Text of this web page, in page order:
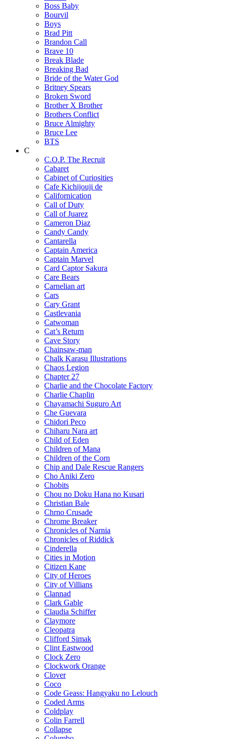
Boss Baby
Bourvil
Boys
Brad Pitt
Brandon Call
Brave 10
Break Blade
Breaking Bad
Bride of the Water God
Britney Spears
Broken Sword
Brother X Brother
Brothers Conflict
Bruce Almighty
Bruce Lee
BTS
C
C.O.P. The Recruit
Cabaret
Cabinet of Curiosities
Cafe Kichijouji de
Californication
Call of Duty
Call of Juarez
Cameron Diaz
Candy Candy
Cantarella
Captain America
Captain Marvel
Card Captor Sakura
Care Bears
Carnelian art
Cars
Cary Grant
Castlevania
Catwoman
Cat’s Return
Cave Story
Chainsaw-man
Chalk Karasu Illustrations
Chaos Legion
Chapter 27
Charlie and the Chocolate Factory
Charlie Chaplin
Chayamachi Suguro Art
Che Guevara
Chidori Peco
Chiharu Nara art
Child of Eden
Children of Mana
Children of the Corn
Chip and Dale Rescue Rangers
Cho Aniki Zero
Chobits
Chou no Doku Hana no Kusari
Christian Bale
Chrno Crusade
Chrome Breaker
Chronicles of Narnia
Chronicles of Riddick
Cinderella
Cities in Motion
Citizen Kane
City of Heroes
City of Villians
Clannad
Clark Gable
Claudia Schiffer
Claymore
Cleopatra
Clifford Simak
Clint Eastwood
Clock Zero
Clockwork Orange
Clover
Coco
Code Geass: Hangyaku no Lelouch
Coded Arms
Coldplay
Colin Farrell
Collapse